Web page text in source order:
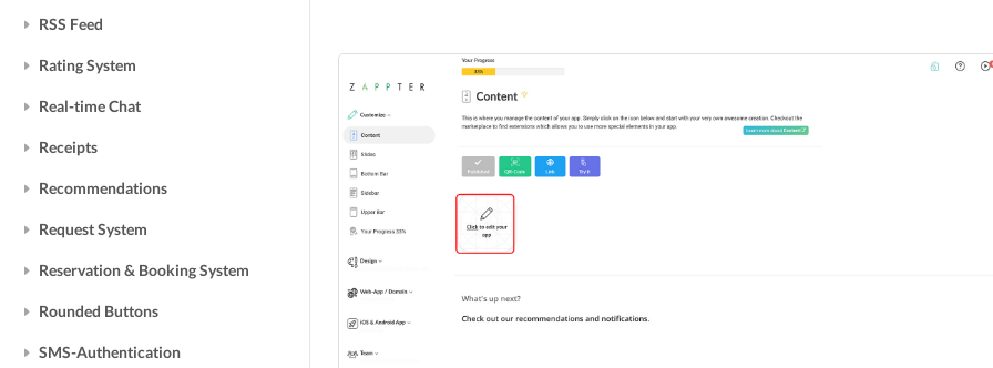
RSS Feed
Rating System
Real-time Chat
Receipts
Recommendations
Request System
Reservation & Booking System
Rounded Buttons
SMS-Authentication